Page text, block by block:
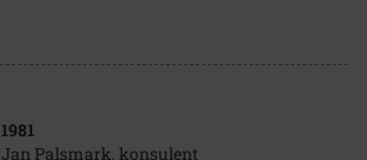
1981
Jan Palsmark, konsulent